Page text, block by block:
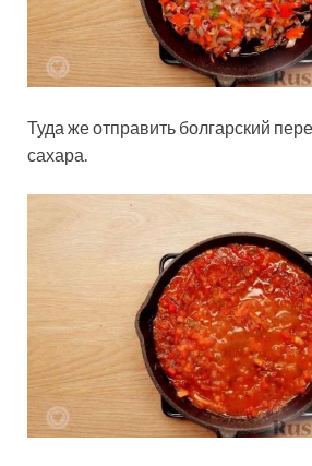
Туда же отправить болгарский
сахара.